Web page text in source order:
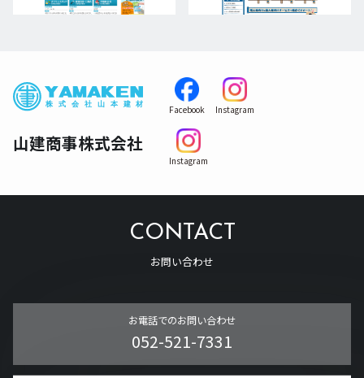
Facebook Instagram
山建商事株式会社
Instagram
CONTACT
お問い合わせ
お電話でのお問い合わせ
052-521-7331